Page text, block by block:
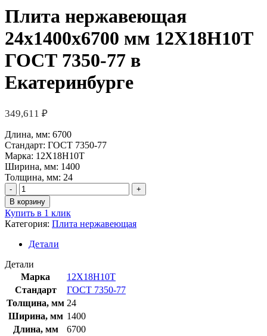
Плита нержавеющая
24х1400х6700 мм 12Х18Н10Т
ГОСТ 7350-77 в
Екатеринбурге
349,611 ₽
Длина, мм: 6700
Стандарт: ГОСТ 7350-77
Марка: 12Х18Н10Т
Ширина, мм: 1400
Толщина, мм: 24
Количество
товара
Плита
нержавеющая
24х1400х6700
мм
12Х18Н10Т
ГОСТ
7350-
В корзину
Купить в 1 клик
Категория: Плита нержавеющая
Детали
Детали
Марка
12Х18Н10Т
Стандарт
ГОСТ 7350-77
Толщина, мм 24
Ширина, мм 1400
Длина, мм
6700